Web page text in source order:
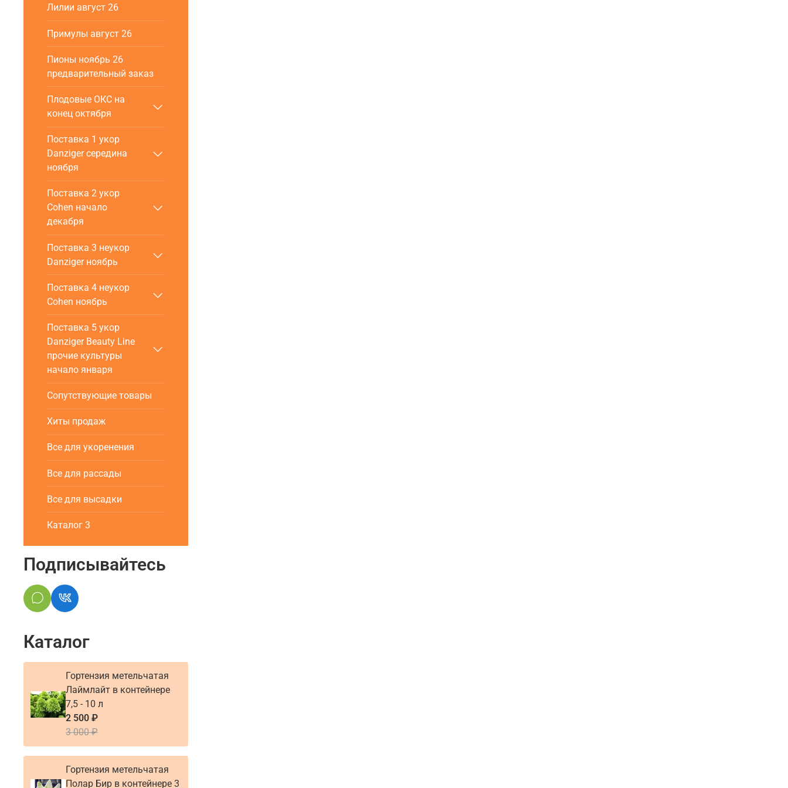
Лилии август 26
Примулы август 26
Пионы ноябрь 26
предварительный заказ
Плодовые ОКС на
конец октября
Поставка 1 укор
Danziger cередина
ноября
Поставка 2 укор
Cohen начало
декабря
Поставка 3 неукор
Danziger ноябрь
Поставка 4 неукор
Cohen ноябрь
Поставка 5 укор
Danziger Beauty Line
прочие культуры
начало января
Сопутствующие товары
Хиты продаж
Все для укоренения
Все для рассады
Все для высадки
Каталог 3
Подписывайтесь
Каталог
Гортензия метельчатая
Лаймлайт в контейнере
7,5 - 10 л
2 500 ₽
3 000 ₽
Гортензия метельчатая
Полар Бир в контейнере 3